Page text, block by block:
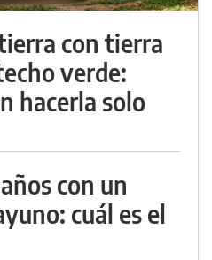
con tierra
verde:
hacerla solo
con un
cuál es el